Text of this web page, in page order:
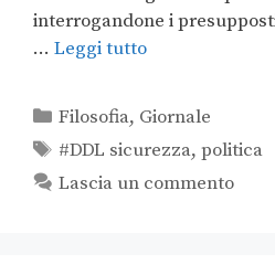
interrogandone i
… Leggi tutto
Filosofia, Giornale
#DDL sicurezza,politica
Lascia un commento